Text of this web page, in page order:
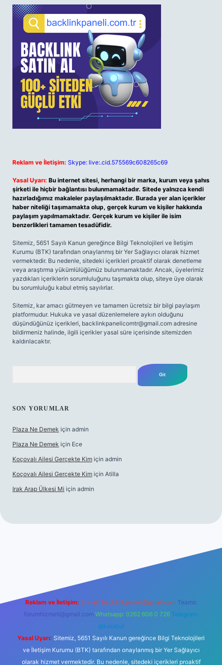
Reklam ve İletişim: Skype: live:.cid.575569c608265c69
Yasal Uyarı: Bu internet sitesi, herhangi bir marka, kurum veya şahıs
şirketi ile hiçbir bağlantısı bulunmamaktadır. Sitede yalnızca kendi
hazırladığımız makaleler paylaşılmaktadır. Burada yer alan içerikler
haber niteliği taşımamakta olup, gerçek kurum ve kişiler hakkında
paylaşım yapılmamaktadır. Gerçek kurum ve kişiler ile isim
benzerlikleri tamamen tesadüfidir.
Sitemiz, 5651 Sayılı Kanun gereğince Bilgi Teknolojileri ve İletişim
Kurumu (BTK) tarafından onaylanmış bir Yer Sağlayıcı olarak hizmet
vermektedir. Bu nedenle, sitedeki içerikleri proaktif olarak denetleme
veya araştırma yükümlülüğümüz bulunmamaktadır. Ancak, üyelerimiz
yazdıkları içeriklerin sorumluluğunu taşımakta olup, siteye üye olarak
bu sorumluluğu kabul etmiş sayılırlar.
Sitemiz, kar amacı gütmeyen ve tamamen ücretsiz bir bilgi paylaşım
platformudur. Hukuka ve yasal düzenlemelere aykırı olduğunu
düşündüğünüz içerikleri, backlinkpanelicomtr@gmail.com adresine
bildirmeniz halinde, ilgili içerikler yasal süre içerisinde sitemizden
kaldırılacaktır.
SON YORUMLAR
Plaza Ne Demek için admin
Plaza Ne Demek için Ece
Koçovalı Ailesi Gerçekte Kim için admin
Koçovalı Ailesi Gerçekte Kim için Atilla
Irak Arap Ülkesi Mi için admin
Reklam ve İletişim: E-mail: backlinkpaneli@gmail.com Teams:
forumhizmeti@gmail.com Whatsapp: 0262 606 0 726 Telegram:
@karabul
Yasal Uyarı: Sitemiz, 5651 Sayılı Kanun gereğince Bilgi Teknolojileri
ve İletişim Kurumu (BTK) tarafından onaylanmış bir Yer Sağlayıcı
olarak hizmet vermektedir. Bu nedenle, sitedeki içerikleri proaktif